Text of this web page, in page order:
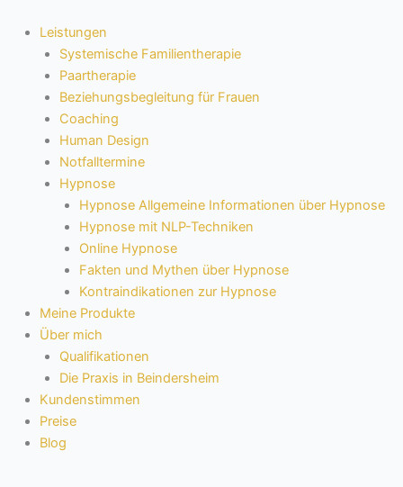
Inhalt
springen
Leistungen
Systemische Familientherapie
Paartherapie
Beziehungsbegleitung für Frauen
Coaching
Human Design
Notfalltermine
Hypnose
Hypnose Allgemeine Informationen über Hypnose
Hypnose mit NLP-Techniken
Online Hypnose
Fakten und Mythen über Hypnose
Kontraindikationen zur Hypnose
Meine Produkte
Über mich
Qualifikationen
Die Praxis in Beindersheim
Kundenstimmen
Preise
Blog